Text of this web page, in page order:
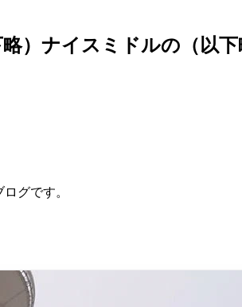
）ナイスミドルの（以下
グです。